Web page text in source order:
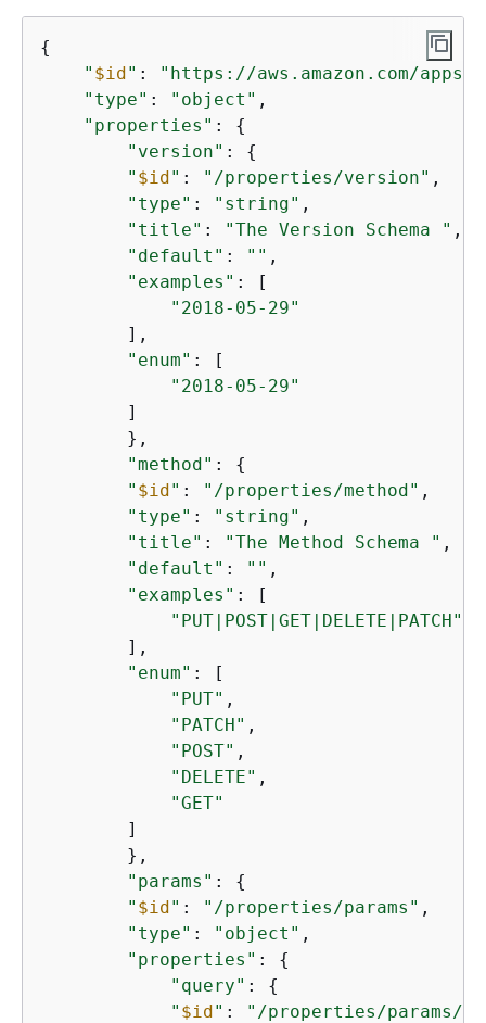
{
" $id" :
"https://aws.amazon.com/
"type" : "object" ,
"properties" : {
"version" : {
" $id" : "/properties/version" ,
"type" : "string" ,
"title" : "The Version Schema " ,
"default" : "" ,
"examples" : [
"2018-05-29"
        ],
"enum" : [
"2018-05-29"
        ]
        },
"method" : {
" $id" : "/properties/method" ,
"type" : "string" ,
"title" : "The Method Schema " ,
"default" : "" ,
"examples" : [
"PUT|POST|GET|DELETE|PATCH"
        ],
"enum" : [
"PUT" ,
"PATCH" ,
"POST" ,
"DELETE" ,
"GET"
        ]
        },
"params" : {
" $id" : "/properties/params" ,
"type" : "object" ,
"properties" : {
"query" : {
" $id" : "/properties/params/